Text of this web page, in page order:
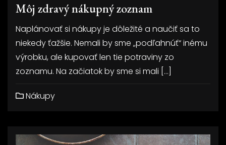
Môj zdravý nákupný zoznam
Naplánovať si nákupy je dôležité a naučiť sa to
niekedy ťažšie. Nemali by sme „podľahnúť“ inému
výrobku, ale kupovať len tie potraviny zo
zoznamu. Na začiatok by sme si mali […]
Nákupy